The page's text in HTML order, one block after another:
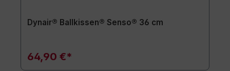
Dynair® Ballkissen® Senso® 36 cm
64,90 €*